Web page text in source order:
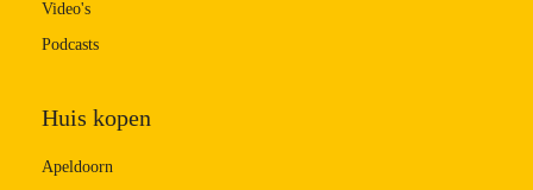
Video's
Podcasts
Huis kopen
Apeldoorn